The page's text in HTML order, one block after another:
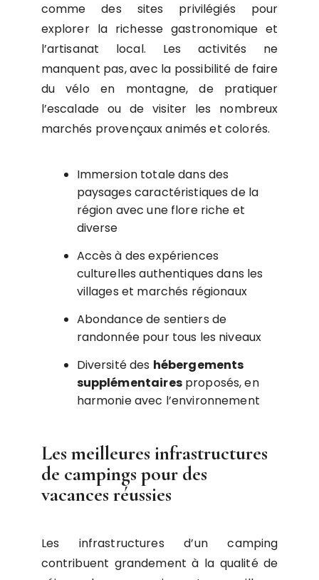
comme des sites privilégiés pour
explorer la richesse gastronomique et
l’artisanat local. Les activités ne
manquent pas, avec la possibilité de faire
du vélo en montagne, de pratiquer
l’escalade ou de visiter les nombreux
marchés provençaux animés et colorés.
Immersion totale dans des
paysages caractéristiques de la
région avec une flore riche et
diverse
Accès à des expériences
culturelles authentiques dans les
villages et marchés régionaux
Abondance de sentiers de
randonnée pour tous les niveaux
Diversité des hébergements
supplémentairesproposés, en
harmonie avec l’environnement
Les meilleures infrastructures
de campings pour des
vacances réussies
Les infrastructures d’un camping
contribuent grandement à la qualité de